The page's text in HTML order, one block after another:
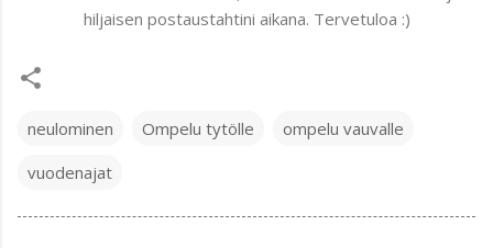
hiljaisen postaustahtini aikana. Tervetuloa :)
neulominen Ompelu tytölle
ompelu vauvalle
vuodenajat